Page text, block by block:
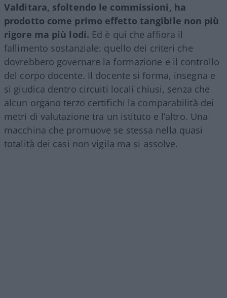
Valditara, sfoltendo le commissioni, ha
prodotto come primo effetto tangibile non più
rigore ma più lodi. Ed è qui che affiora il
fallimento sostanziale: quello dei criteri che
dovrebbero governare la formazione e il controllo
del corpo docente. Il docente si forma, insegna e
si giudica dentro circuiti locali chiusi, senza che
alcun organo terzo certifichi la comparabilità dei
metri di valutazione tra un istituto e l’altro. Una
macchina che promuove se stessa nella quasi
totalità dei casi non vigila ma si assolve.